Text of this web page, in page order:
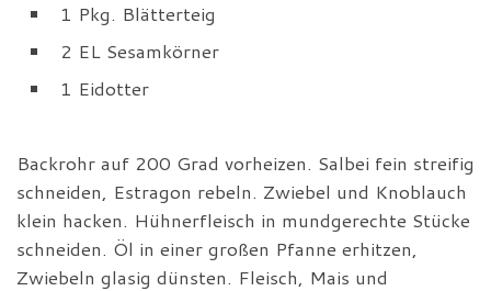
1 Pkg. Blätterteig
2 EL Sesamkörner
1 Eidotter
Backrohr auf 200 Grad vorheizen. Salbei fein streifig
schneiden, Estragon rebeln. Zwiebel und Knoblauch
klein hacken. Hühnerfleisch in mundgerechte Stücke
schneiden. Öl in einer großen Pfanne erhitzen,
Zwiebeln glasig dünsten. Fleisch, Mais und